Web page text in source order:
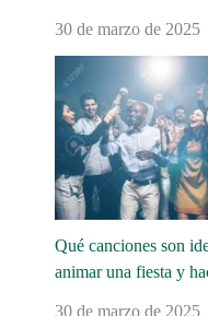
30 de marzo de 2025
Qué canciones son
animar una fiesta y
30 de marzo de 2025